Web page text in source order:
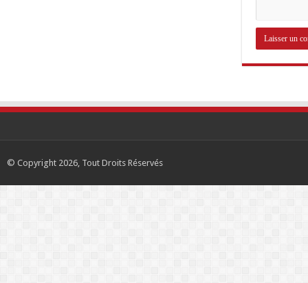
© Copyright 2026, Tout Droits Réservés